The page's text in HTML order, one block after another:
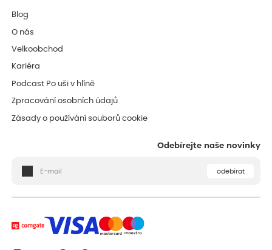
Blog
O nás
Velkoobchod
Kariéra
Podcast Po uši v hlíně
Zpracování osobních údajů
Zásady o používání souborů cookie
Odebírejte naše novinky
odebírat